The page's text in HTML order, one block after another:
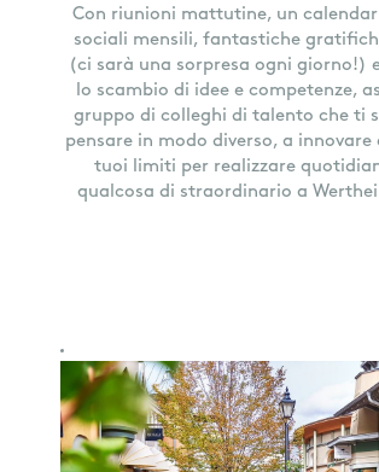
Con riunioni mattutine, un
sociali mensili, fantastiche
(ci sarà una sorpresa ogni giorno!)
lo scambio di idee e competenze,
gruppo di colleghi di talento che ti
pensare in modo diverso, a innovare
tuoi limiti per realizzare
qualcosa di straordinario a